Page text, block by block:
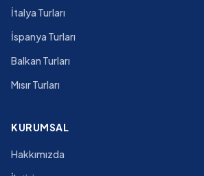
İtalya Turları
İspanya Turları
Balkan Turları
Mısır Turları
KURUMSAL
Hakkımızda